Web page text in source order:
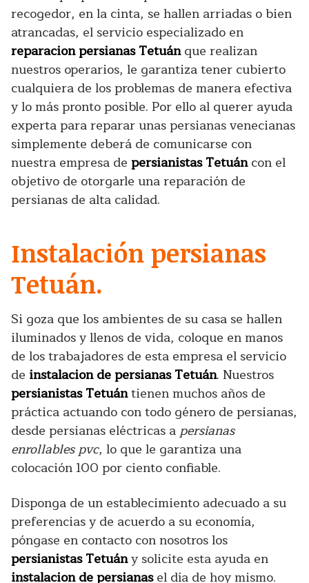
recogedor, en la cinta, se hallen arriadas o bien
atrancadas, el servicio especializado en
reparacion persianas Tetuánque realizan
nuestros operarios, le garantiza tener cubierto
cualquiera de los problemas de manera efectiva
y lo más pronto posible. Por ello al querer ayuda
experta para reparar unas persianas venecianas
simplemente deberá de comunicarse con
nuestra empresa de persianistas Tetuáncon el
objetivo de otorgarle una reparación de
persianas de alta calidad.
Instalación persianas
Tetuán.
Si goza que los ambientes de su casa se hallen
iluminados y llenos de vida, coloque en manos
de los trabajadores de esta empresa el servicio
de instalacion de persianas Tetuán. Nuestros
persianistas Tetuántienen muchos años de
práctica actuando con todo género de persianas,
desde persianas eléctricas a persianas
enrollables pvc, lo que le garantiza una
colocación 100 por ciento confiable.
Disponga de un establecimiento adecuado a su
preferencias y de acuerdo a su economía,
póngase en contacto con nosotros los
persianistas Tetuány solicite esta ayuda en
instalacion de persianasel día de hoy mismo.